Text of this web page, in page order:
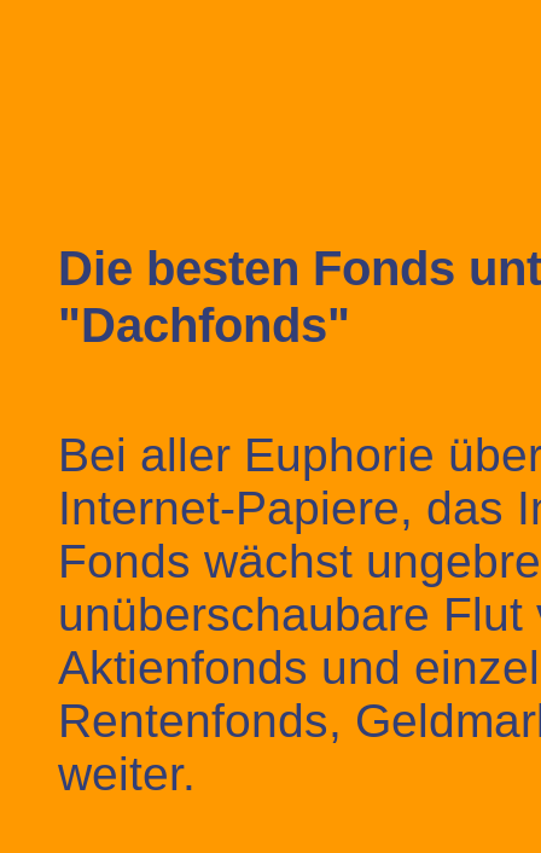
Die besten Fonds
"Dachfonds"
Bei aller Euphorie
Internet-Papiere, das
Fonds wächst
unüberschaubare
Aktienfonds und
Rentenfonds,
weiter.